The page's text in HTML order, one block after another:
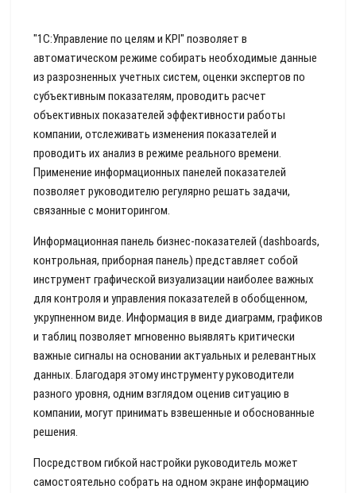
"1С:Управление по целям и KPI" позволяет в
автоматическом режиме собирать необходимые данные
из разрозненных учетных систем, оценки экспертов по
субъективным показателям, проводить расчет
объективных показателей эффективности работы
компании, отслеживать изменения показателей и
проводить их анализ в режиме реального времени.
Применение информационных панелей показателей
позволяет руководителю регулярно решать задачи,
связанные с мониторингом.
Информационная панель бизнес-показателей (dashboards,
контрольная, приборная панель) представляет собой
инструмент графической визуализации наиболее важных
для контроля и управления показателей в обобщенном,
укрупненном виде. Информация в виде диаграмм, графиков
и таблиц позволяет мгновенно выявлять критически
важные сигналы на основании актуальных и релевантных
данных. Благодаря этому инструменту руководители
разного уровня, одним взглядом оценив ситуацию в
компании, могут принимать взвешенные и обоснованные
решения.
Посредством гибкой настройки руководитель может
самостоятельно собрать на одном экране информацию